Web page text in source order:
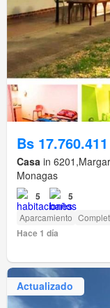
Bs 17.760.411
Casa in
Monagas
5 5
Aparcamiento
Hace 1 día
Actualizado